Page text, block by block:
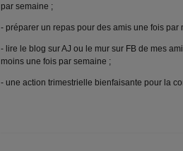
par semaine ;
- préparer un repas pour des amis une fois par
- lire le blog sur AJ ou le mur sur FB de mes
moins une fois par semaine ;
- une action trimestrielle bienfaisante pour la